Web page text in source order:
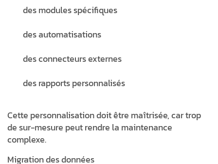
des modules spécifiques
des automatisations
des connecteurs externes
des rapports personnalisés
Cette personnalisation doit être maîtrisée, car trop
de sur-mesure peut rendre la maintenance
complexe.
Migration des données